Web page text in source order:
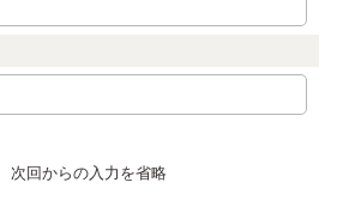
次回からの入力を省略